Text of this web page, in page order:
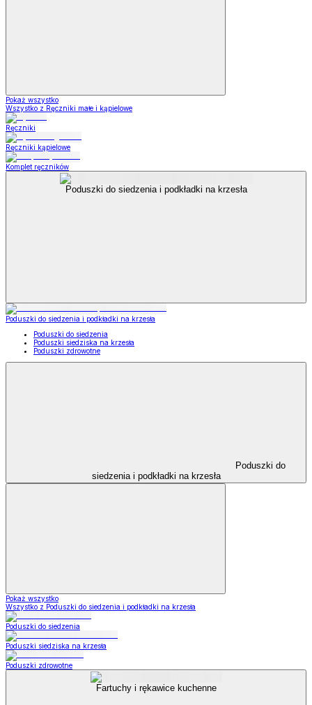
Pokaż wszystko
Wszystko z Ręczniki małe i kąpielowe
Ręczniki
Ręczniki kąpielowe
Komplet ręczników
Poduszki do siedzenia i podkładki na krzesła
Poduszki do siedzenia i podkładki na krzesła
Poduszki do siedzenia
Poduszki siedziska na krzesła
Poduszki zdrowotne
Poduszki do
siedzenia i podkładki na krzesła
Pokaż wszystko
Wszystko z Poduszki do siedzenia i podkładki na krzesła
Poduszki do siedzenia
Poduszki siedziska na krzesła
Poduszki zdrowotne
Fartuchy i rękawice kuchenne